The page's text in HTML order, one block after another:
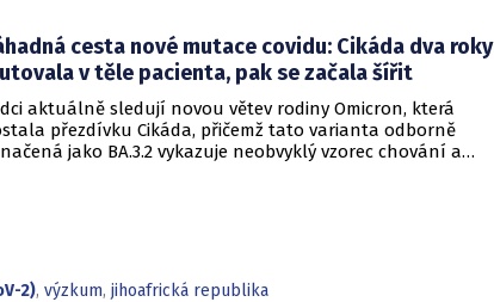
podle CNN varují, že příliš sebevědomá rétorika, kterou
za úmyslné šíření klidu, může mít opačný účinek a
úzkost ve společnosti, která má stále v živé paměti
covidu-19.
cesta nové mutace covidu: Cikáda dva roky
v těle pacienta, pak se začala šířit
aktuálně sledují novou větev rodiny Omicron, která
přezdívku Cikáda, přičemž tato varianta odborně
jako BA.3.2 vykazuje neobvyklý vzorec chování a
vynořit po letech strávených pod zemí.
2), výzkum, jihoafrická republika